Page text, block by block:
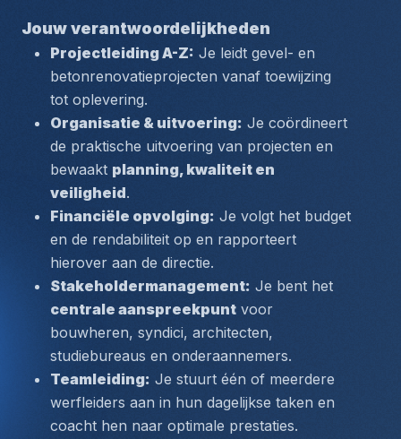
Jouw verantwoordelijkheden
Projectleiding A-Z: Je leidt gevel- en
betonrenovatieprojecten vanaf toewijzing
tot oplevering.
Organisatie & uitvoering: Je coördineert
de praktische uitvoering van projecten en
bewaakt planning, kwaliteit en
veiligheid.
Financiële opvolging: Je volgt het budget
en de rendabiliteit op en rapporteert
hierover aan de directie.
Stakeholdermanagement:
centrale aanspreekpunt voor
bouwheren, syndici, architecten,
studiebureaus en onderaannemers.
Teamleiding: Je stuurt één of meerdere
werfleiders aan in hun dagelijkse taken en
coacht hen naar optimale prestaties.